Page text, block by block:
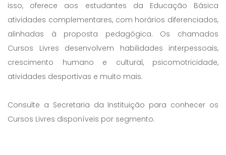
isso, oferece aos estudantes da Educação Básica
atividades complementares, com horários diferenciados,
alinhadas à proposta pedagógica. Os chamados
Cursos Livres desenvolvem habilidades interpessoais,
crescimento humano e cultural, psicomotricidade,
atividades desportivas e muito mais.
Consulte a Secretaria da Instituição para conhecer os
Cursos Livres disponíveis por segmento.